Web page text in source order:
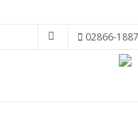
02866-